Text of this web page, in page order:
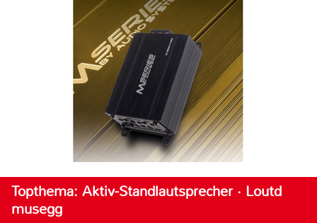
Topthema: Aktiv-Standlautsprecher · Loutd
musegg